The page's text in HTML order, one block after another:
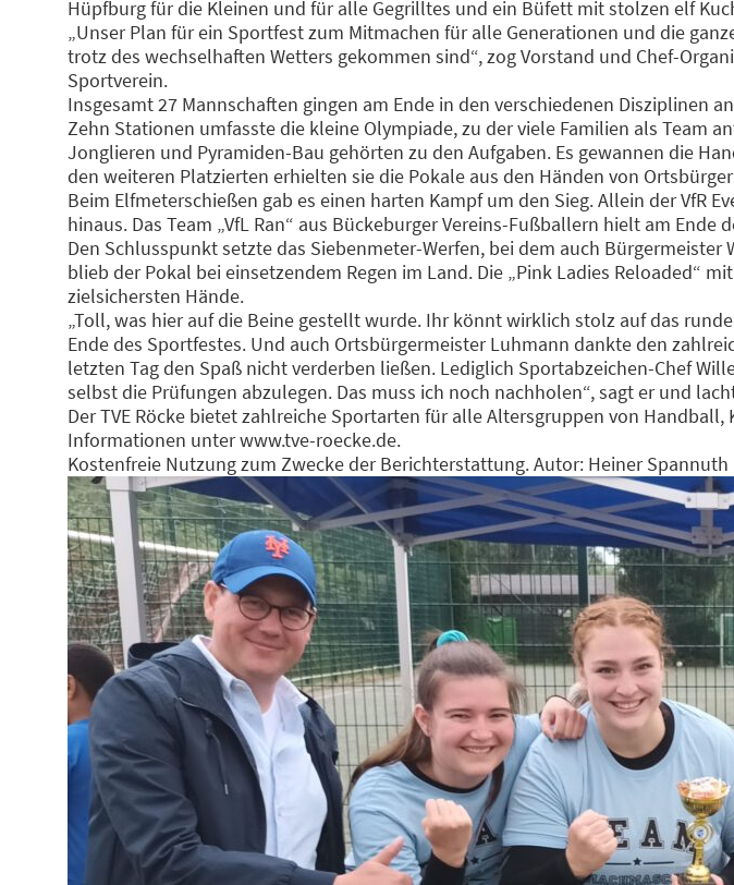
Hüpfburg für die Kleinen und für alle Gegrilltes und ein Büfett mit stolzen elf
„Unser Plan für ein Sportfest zum Mitmachen für alle Generationen und die
trotz des wechselhaften Wetters gekommen sind“, zog Vorstand und Chef-
Sportverein.
Insgesamt 27 Mannschaften gingen am Ende in den verschiedenen Disziplinen
Zehn Stationen umfasste die kleine Olympiade, zu der viele Familien als Team
Jonglieren und Pyramiden-Bau gehörten zu den Aufgaben. Es gewannen die
den weiteren Platzierten erhielten sie die Pokale aus den Händen von
Beim Elfmeterschießen gab es einen harten Kampf um den Sieg. Allein der VfR
hinaus. Das Team „VfL Ran“ aus Bückeburger Vereins-Fußballern hielt am
Den Schlusspunkt setzte das Siebenmeter-Werfen, bei dem auch
blieb der Pokal bei einsetzendem Regen im Land. Die „Pink Ladies Reloaded“
zielsichersten Hände.
„Toll, was hier auf die Beine gestellt wurde. Ihr könnt wirklich stolz auf das
Ende des Sportfestes. Und auch Ortsbürgermeister Luhmann dankte den
letzten Tag den Spaß nicht verderben ließen. Lediglich Sportabzeichen-Chef
selbst die Prüfungen abzulegen. Das muss ich noch nachholen“, sagt er und
Der TVE Röcke bietet zahlreiche Sportarten für alle Altersgruppen von
Informationen unterwww.tve-roecke.de.
Kostenfreie Nutzung zum Zwecke der Berichterstattung. Autor: Heiner Spannuth